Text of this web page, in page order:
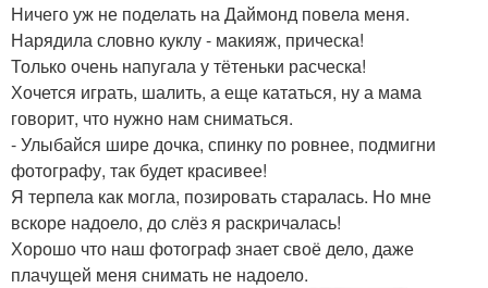
Ничего уж не поделать на Даймонд повела меня.
Нарядила словно куклу - макияж, прическа!
Только очень напугала у тётеньки расческа!
Хочется играть, шалить, а еще кататься, ну а мама
говорит, что нужно нам сниматься.
- Улыбайся шире дочка, спинку по ровнее, подмигни
фотографу, так будет красивее!
Я терпела как могла, позировать старалась. Но мне
вскоре надоело, до слёз я раскричалась!
Хорошо что наш фотограф знает своё дело, даже
плачущей меня снимать не надоело.